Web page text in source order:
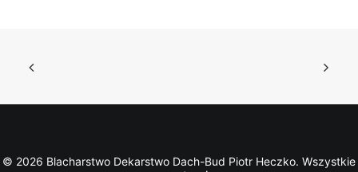
© 2026 Blacharstwo Dekarstwo Dach-Bud Piotr Heczko. Wszystkie